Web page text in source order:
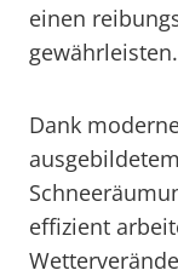
einen
gewährleisten.
Dank
effizient